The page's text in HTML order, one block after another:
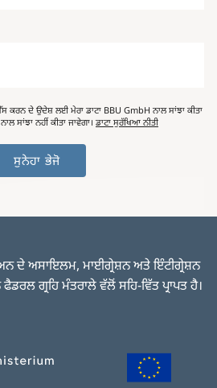
ਕਰਨ ਦੇ ਉਦੇਸ਼ ਲਈ ਮੇਰਾ ਡਾਟਾ BBU GmbH ਨਾਲ ਸਾਂਝਾ ਕੀਤਾ
ਸਾਂਝਾ ਨਹੀਂ ਕੀਤਾ ਜਾਵੇਗਾ। ਡਾਟਾ ਸੁਰੱਖਿਆ ਨੀਤੀ
ਦੇ ਅਸਾਇਲਮ, ਮਾਈਗ੍ਰੇਸ਼ਨ ਅਤੇ ਇੰਟੀਗ੍ਰੇਸ਼ਨ
ਗ੍ਰਹਿ ਮੰਤਰਾਲੇ ਵੱਲੋਂ ਸਹਿ-ਵਿੱਤ ਪ੍ਰਾਪਤ ਹੈ।
Image